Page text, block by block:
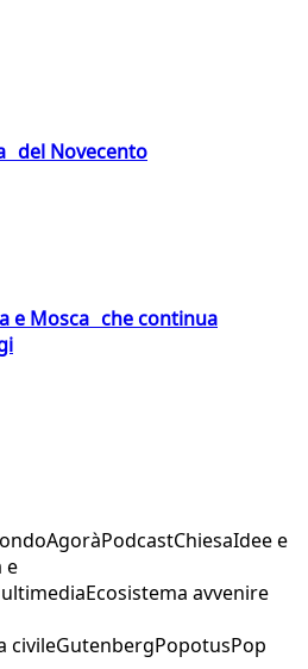
del Novecento
e Mosca che continua
AgoràPodcastChiesaIdee e
e
Ecosistema avvenire
civileGutenbergPopotusPop